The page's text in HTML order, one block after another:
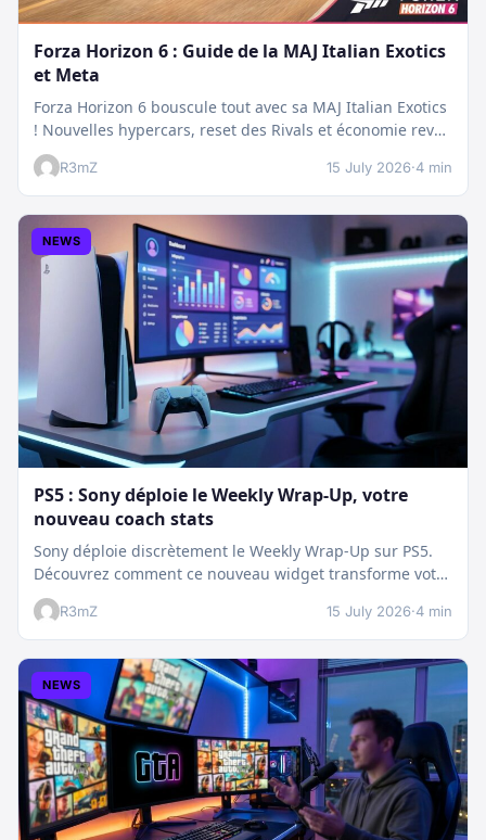
Forza Horizon 6 : Guide de la MAJ Italian Exotics
et Meta
Forza Horizon 6 bouscule tout avec sa MAJ Italian Exotics
! Nouvelles hypercars, reset des Rivals et économie revue
:…
R3mZ 15 July 2026·4 min
NEWS
PS5 : Sony déploie le Weekly Wrap-Up, votre
nouveau coach stats
Sony déploie discrètement le Weekly Wrap-Up sur PS5.
Découvrez comment ce nouveau widget transforme votre
dashboard et booste votre suivi…
R3mZ 15 July 2026·4 min
NEWS